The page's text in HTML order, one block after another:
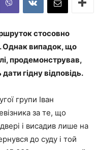
стосовно
Однак випадок, що
продемонстрував,
гідну відповідь.
групи Іван
за те, що
і висадив лише на
до суду і той